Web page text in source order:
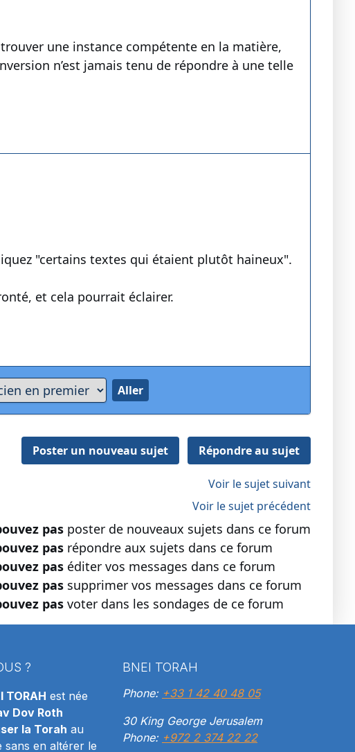
une instance compétente en la matière,
n’est jamais tenu de répondre à une telle
"certains textes qui étaient plutôt haineux".
et cela pourrait éclairer.
Poster un nouveau sujet Répondre au sujet
Voir le sujet suivant
Voir le sujet précédent
pas poster de nouveaux sujets dans ce forum
pas répondre aux sujets dans ce forum
pas éditer vos messages dans ce forum
pas supprimer vos messages dans ce forum
pas voter dans les sondages de ce forum
?
TORAH est née
Dov Roth
la Torah au
sans en altérer le
BNEI TORAH
Phone: +33 1 42 40 48 05
30 King George Jerusalem
Phone: +972 2 374 22 22